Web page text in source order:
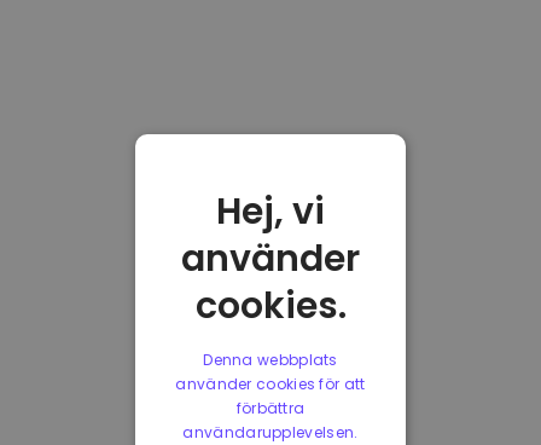
Hej, vi
använder
cookies.
Denna webbplats
använder cookies för att
förbättra
användarupplevelsen.